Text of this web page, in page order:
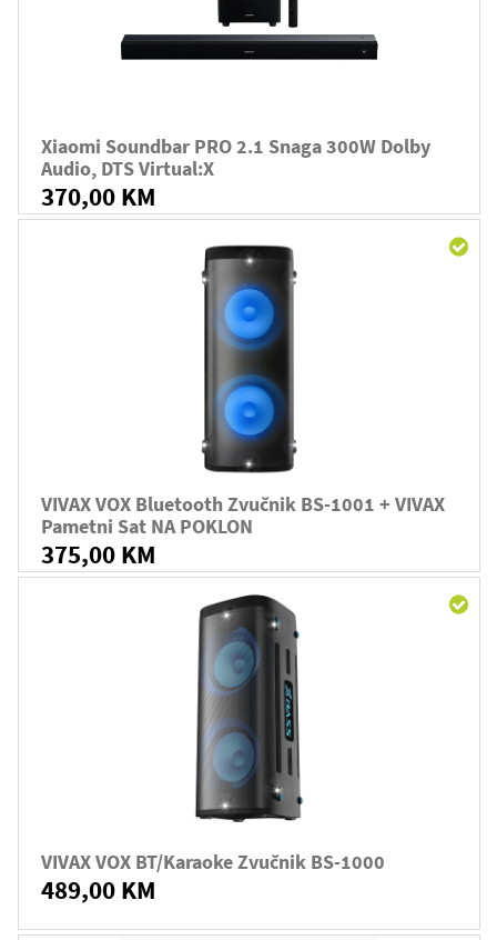
Xiaomi Soundbar PRO 2.1 Snaga 300W Dolby
Audio, DTS Virtual:X
370,00 KM
VIVAX VOX Bluetooth Zvučnik BS-1001 + VIVAX
Pametni Sat NA POKLON
375,00 KM
VIVAX VOX BT/karaoke Zvučnik BS-1000
489,00 KM